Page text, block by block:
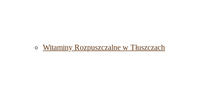
Witaminy Rozpuszczalne w Tłuszczach